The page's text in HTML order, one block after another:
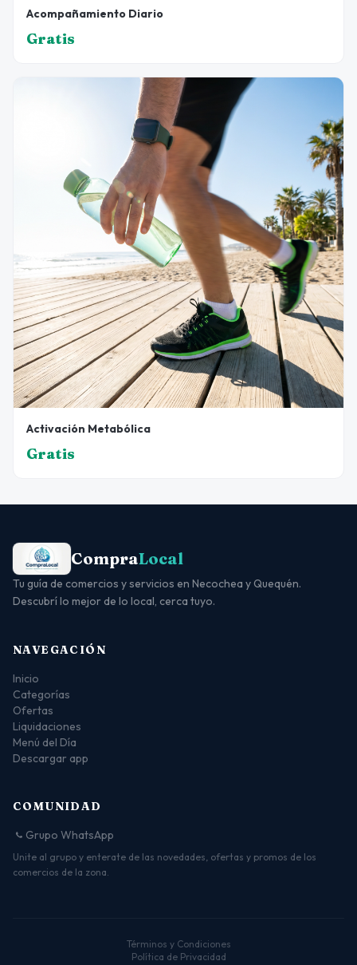
Acompañamiento Diario
Gratis
Activación Metabólica
Gratis
CompraLocal
Tu guía de comercios y servicios en Necochea y Quequén.
Descubrí lo mejor de lo local, cerca tuyo.
NAVEGACIÓN
Inicio
Categorías
Ofertas
Liquidaciones
Menú del Día
Descargar app
COMUNIDAD
Grupo WhatsApp
Unite al grupo y enterate de las novedades, ofertas y promos de los
comercios de la zona.
Términos y Condiciones
Política de Privacidad